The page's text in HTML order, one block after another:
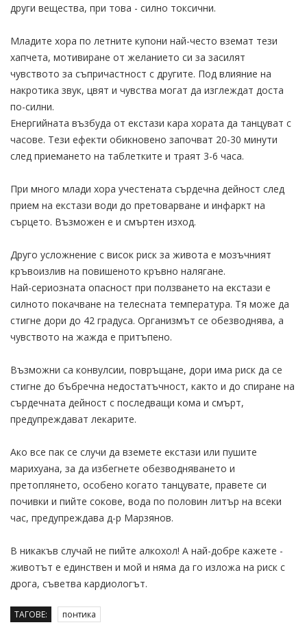
други вещества, при това - силно токсични.
Младите хора по летните купони най-често вземат тези
хапчета, мотивиране от желанието си за засилят
чувството за съпричастност с другите. Под влияние на
накротика звук, цвят и чувства могат да изглеждат доста
по-силни.
Енергийната възбуда от екстази кара хората да танцуват с
часове. Тези ефекти обикновено започват 20-30 минути
след приемането на таблетките и траят 3-6 часа.
При много млади хора учестената сърдечна дейност след
прием на екстази води до претоварване и инфаркт на
сърцето. Възможен е и смъртен изход.
Друго усложнение с висок риск за живота е мозъчният
кръвоизлив на повишеното кръвно налягане.
Най-сериозната опасност при ползването на екстази е
силното покачване на телесната температура. Тя може да
стигне дори до 42 градуса. Организмът се обезводнява, а
чувството на жажда е притъпено.
Възможни са конвулсии, повръщане, дори има риск да се
стигне до бъбречна недостатъчност, както и до спиране на
сърдечната дейност с последващи кома и смърт,
предупреждават лекарите.
Ако все пак се случи да вземете екстази или пушите
марихуана, за да избегнете обезводняването и
претоплянето, особено когато танцувате, правете си
почивки и пийте сокове, вода по половин литър на всеки
час, предупреждава д-р Марзянов.
В никакъв случай не пийте алкохол! А най-добре кажете -
животът е единствен и мой и няма да го изложа на риск с
дрога, съветва кардиологът.
ТАГОВЕ: понтика